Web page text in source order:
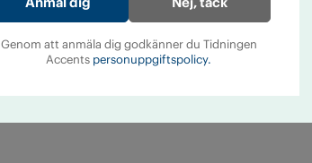
Genom att anmäla dig godkänner du Tidningen
Accents personuppgiftspolicy.